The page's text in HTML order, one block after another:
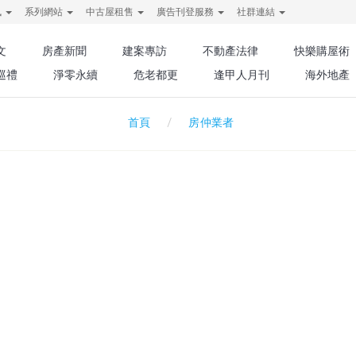
系列網站 中古屋租售 廣告刊登服務 社群連結
房產新聞 建案專訪 不動產法律 快樂購屋術
禮
淨零永續 危老都更 逢甲人月刊 海外地產
首頁 房仲業者